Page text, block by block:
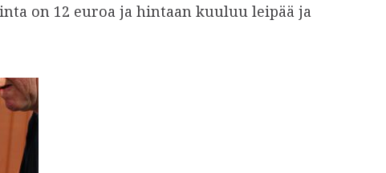
on 12 euroa ja hintaan kuuluu leipää ja